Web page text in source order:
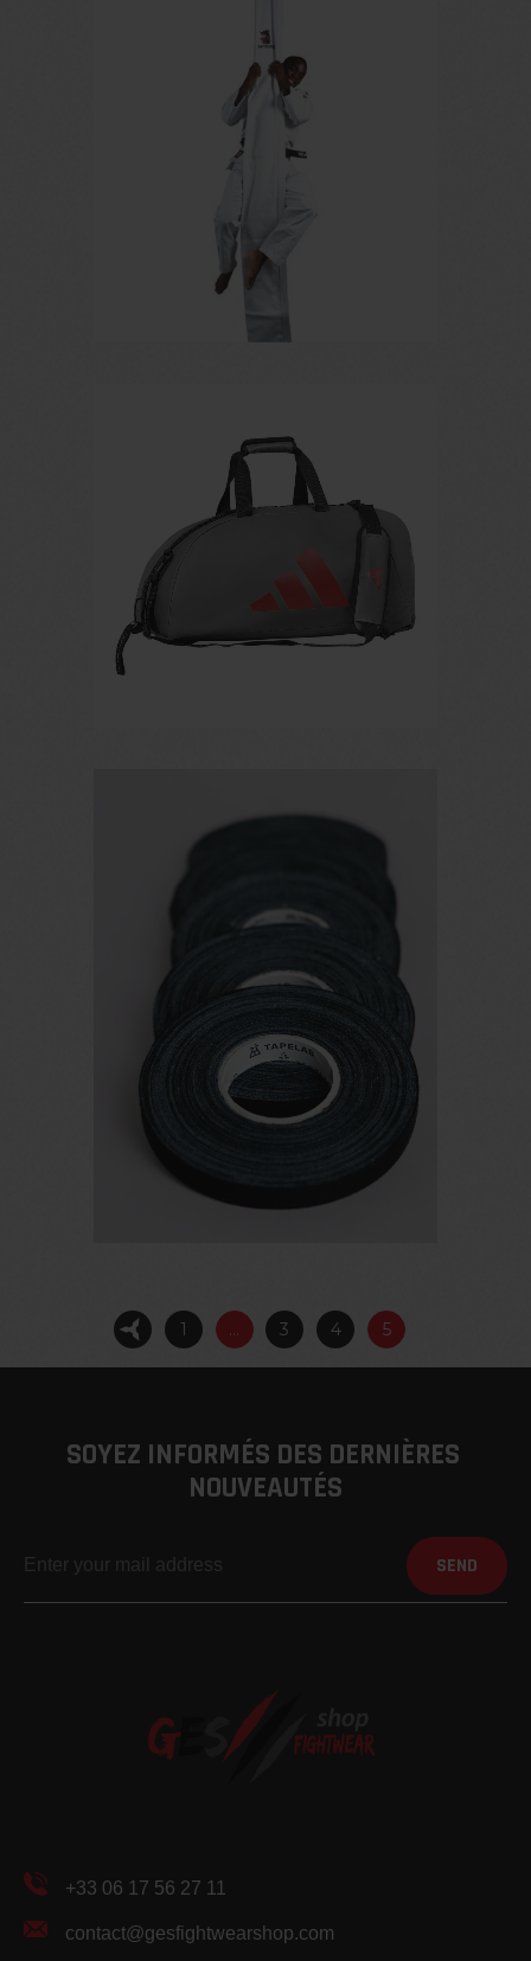
1 … 3 4 5
SOYEZ INFORMÉS DES DERNIÈRES
NOUVEAUTÉS
SEND
+33 06 17 56 27 11
contact@gesfightwearshop.com